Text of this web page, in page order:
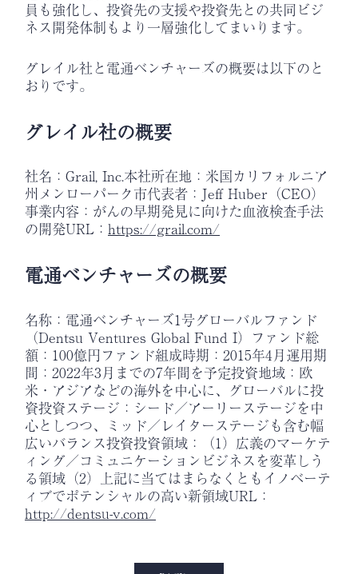
員も強化し、投資先の支援や投資先との共同ビジ
ネス開発体制もより一層強化してまいります。
グレイル社と電通ベンチャーズの概要は以下のと
おりです。
グレイル社の概要
社名：Grail, Inc.本社所在地：米国カリフォルニア
州メンローパーク市代表者：Jeff Huber（CEO）
事業内容：がんの早期発見に向けた血液検査手法
の開発URL：https://grail.com/
電通ベンチャーズの概要
名称：電通ベンチャーズ1号グローバルファンド
（Dentsu Ventures Global Fund I）ファンド総
額：100億円ファンド組成時期：2015年4月運用期
間：2022年3月までの7年間を予定投資地域：欧
米・アジアなどの海外を中心に、グローバルに投
資投資ステージ：シード／アーリーステージを中
心としつつ、ミッド／レイターステージも含む幅
広いバランス投資投資領域：（1）広義のマーケテ
ィング／コミュニケーションビジネスを変革しう
る領域（2）上記に当てはまらなくともイノベーテ
ィブでポテンシャルの高い新領域URL：
http://dentsu-v.com/